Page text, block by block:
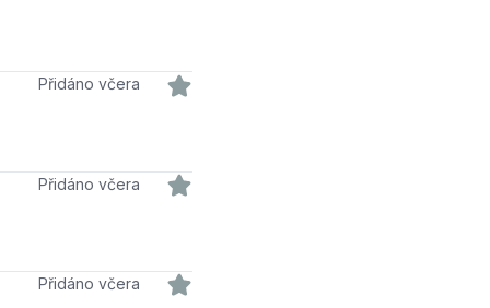
Přidáno včera
Přidáno včera
Přidáno včera